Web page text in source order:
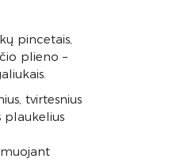
pincetais,
plieno –
tvirtesnius
plaukelius